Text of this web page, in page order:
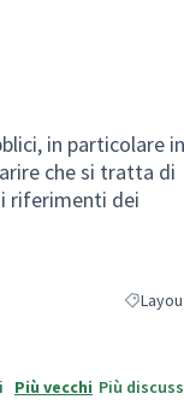
in particolare in
che si tratta di
riferimenti dei
Filtra i
Più vecchi Più